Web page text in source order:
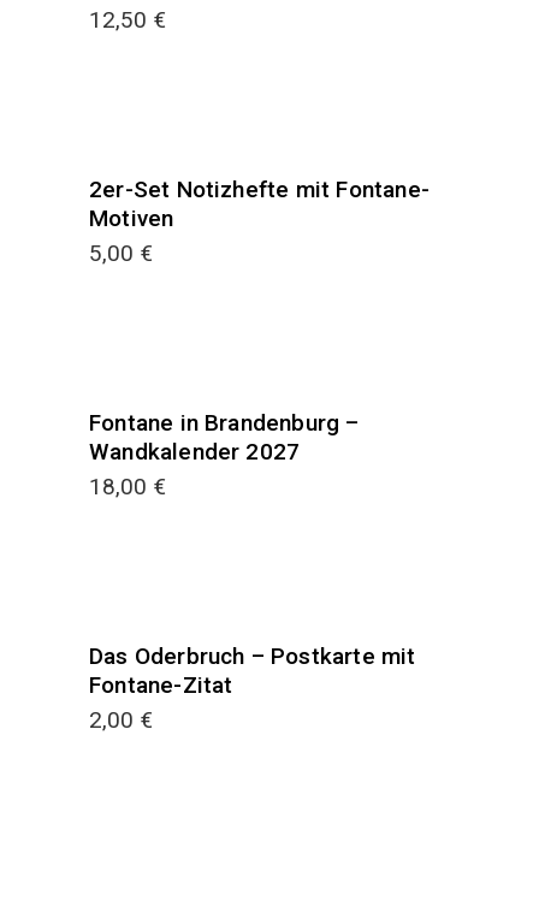
12,50 €
2er-Set Notizhefte mit Fontane-
Motiven
5,00 €
Fontane in Brandenburg –
Wandkalender 2027
18,00 €
Das Oderbruch – Postkarte mit
Fontane-Zitat
2,00 €